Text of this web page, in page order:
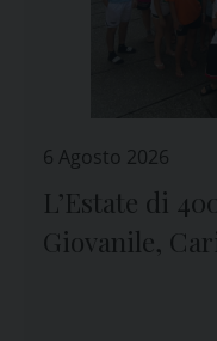
6 Agosto 2026
L’Estate di
Giovanile,